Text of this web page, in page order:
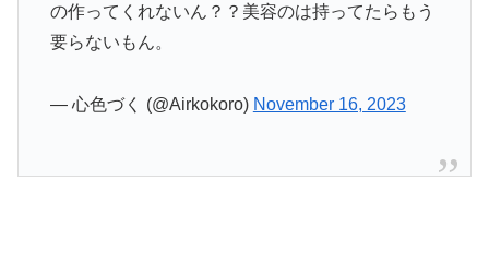
の作ってくれないん？？美容のは持ってたらもう
要らないもん。
— 心色づく (@Airkokoro) November 16, 2023